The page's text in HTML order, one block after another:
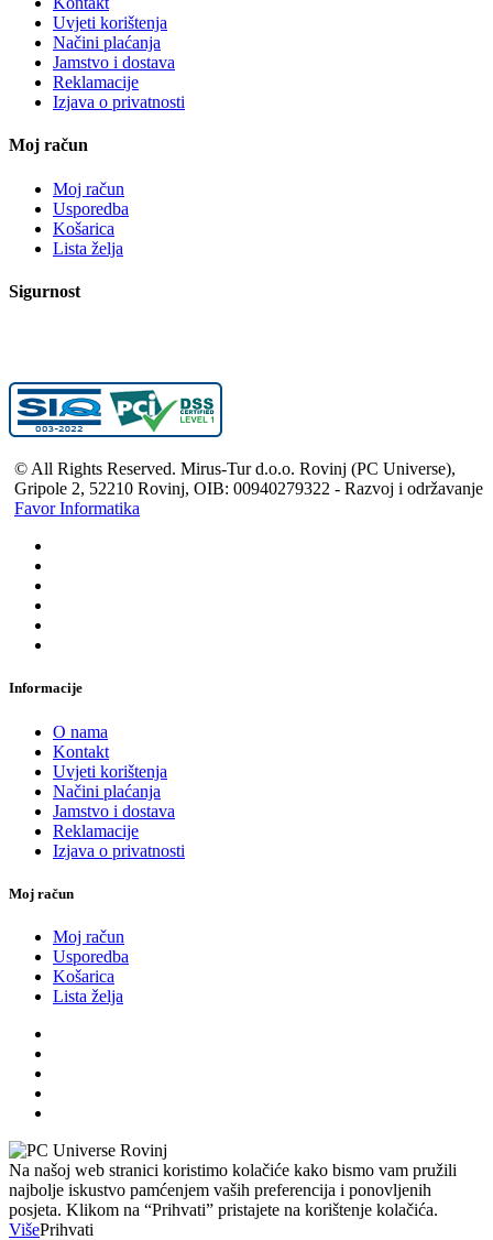
Uvjeti korištenja
Načini plaćanja
Jamstvo i dostava
Reklamacije
Izjava o privatnosti
Moj račun
Moj račun
Usporedba
Košarica
Lista želja
Sigurnost
© All Rights Reserved. Mirus-Tur d.o.o. Rovinj (PC Universe),
Gripole 2, 52210 Rovinj, OIB: 00940279322 - Razvoj i održavanje
Favor Informatika
Informacije
O nama
Kontakt
Uvjeti korištenja
Načini plaćanja
Jamstvo i dostava
Reklamacije
Izjava o privatnosti
Moj račun
Moj račun
Usporedba
Košarica
Lista želja
Na našoj web stranici koristimo kolačiće kako bismo vam pružili
najbolje iskustvo pamćenjem vaših preferencija i ponovljenih
posjeta. Klikom na “Prihvati” pristajete na korištenje kolačića.
VišePrihvati